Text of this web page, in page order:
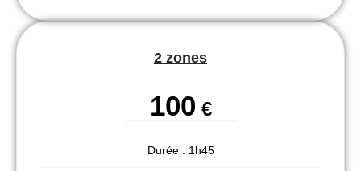
2 zones
100 €
Durée : 1h45